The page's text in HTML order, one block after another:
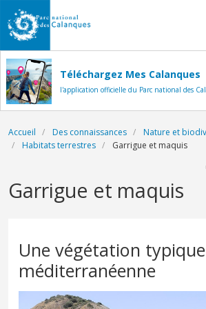
Aller au contenu principal
Téléchargez Mes Calanques
l'application officielle du Parc national des
Fil d'Ariane
Accueil Des connaissances
Nature et
Habitats terrestres
Garrigue et maquis
Garrigue et maquis
Une végétation
méditerranéenne